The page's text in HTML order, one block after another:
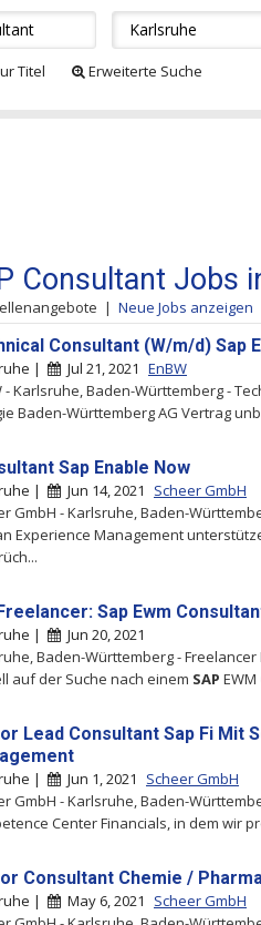
Titel Erweiterte Suche
Consultant Jobs
| Neue Jobs anzeigen
Consultant (W/m/d) Sap
| Jul 21, 2021 EnBW
- Karlsruhe, Baden-Württemberg -
Baden-Württemberg AG Vertrag
Sap Enable Now
| Jun 14, 2021
Scheer GmbH
GmbH - Karlsruhe, Baden-
Experience Management
Sap Ewm
|
Jun 20, 2021
Baden-Württemberg -
auf der Suche nach einem SAP EWM
Lead Consultant Sap Fi Mit
| Jun 1, 2021
Scheer GmbH
GmbH - Karlsruhe, Baden-
Center Financials, in dem wir
Consultant Chemie /
| May 6, 2021
Scheer GmbH